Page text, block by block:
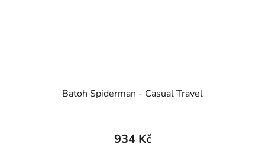
Batoh Spiderman - Casual Travel
934 Kč